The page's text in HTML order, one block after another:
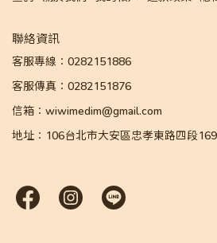
聯絡資訊
客服專線：0282151886
客服傳真：0282151876
信箱：wiwimedim@gmail.com
地址：106台北市大安區忠孝東路四段